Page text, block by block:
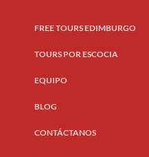
FREE TOURS EDIMBURGO
TOURS POR ESCOCIA
EQUIPO
BLOG
CONTÁCTANOS